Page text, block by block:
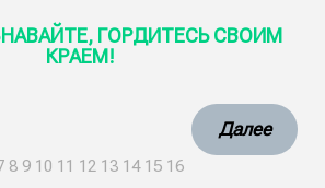
ГОРДИТЕСЬ СВОИМ
КРАЕМ!
Далее
8 9 10 11 12 13 14 15 16